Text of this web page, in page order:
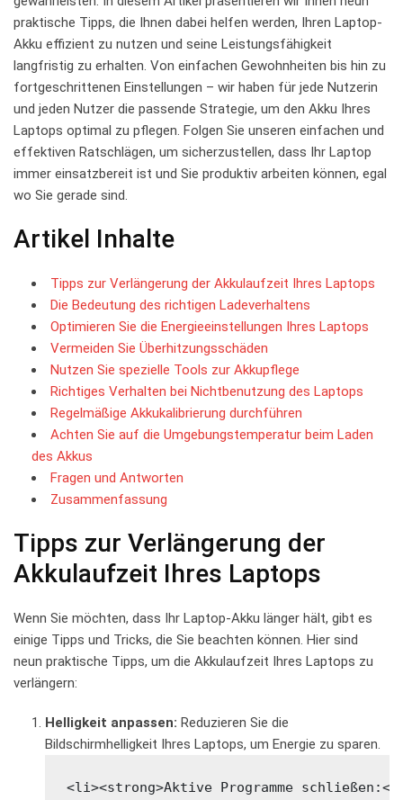
praktische ⁢Tipps, die Ihnen dabei ⁤helfen werden, Ihren Laptop-
Akku effizient zu nutzen und seine Leistungsfähigkeit⁤
langfristig zu erhalten. Von einfachen Gewohnheiten‍ bis⁢ hin zu
fortgeschrittenen​ Einstellungen – wir ​haben für⁤ jede Nutzerin⁤
und jeden Nutzer die passende​ Strategie, um​ den​ Akku Ihres‌
Laptops optimal zu ⁢pflegen. ⁣Folgen‌ Sie unseren einfachen und
⁤effektiven Ratschlägen, um sicherzustellen, dass Ihr Laptop
immer einsatzbereit ist und Sie ‌produktiv arbeiten können, egal‌
wo Sie gerade sind.
Artikel‍ Inhalte
Tipps‍ zur ‌Verlängerung der Akkulaufzeit Ihres Laptops
Die⁤ Bedeutung ‌des richtigen Ladeverhaltens
Optimieren Sie⁤ die ​Energieeinstellungen Ihres Laptops
Vermeiden Sie Überhitzungsschäden
Nutzen Sie ‍spezielle Tools⁣ zur Akkupflege
Richtiges ⁤Verhalten bei Nichtbenutzung‌ des Laptops
Regelmäßige⁣ Akkukalibrierung durchführen
Achten⁤ Sie⁣ auf die‌ Umgebungstemperatur​ beim Laden
⁣des ⁢Akkus
Fragen und Antworten
Zusammenfassung
Tipps⁢ zur Verlängerung der
Akkulaufzeit Ihres Laptops
Wenn‍ Sie ⁤möchten, ‌dass Ihr Laptop-Akku länger hält,‍ gibt es
einige Tipps und Tricks, ⁣die Sie beachten können. Hier‍ sind
neun praktische Tipps, um ⁢die Akkulaufzeit⁣ Ihres⁣ Laptops‌ zu
verlängern:
Helligkeit anpassen: Reduzieren ⁤Sie die
Bildschirmhelligkeit Ihres Laptops, um Energie zu sparen.
<li><strong>Aktive Programme